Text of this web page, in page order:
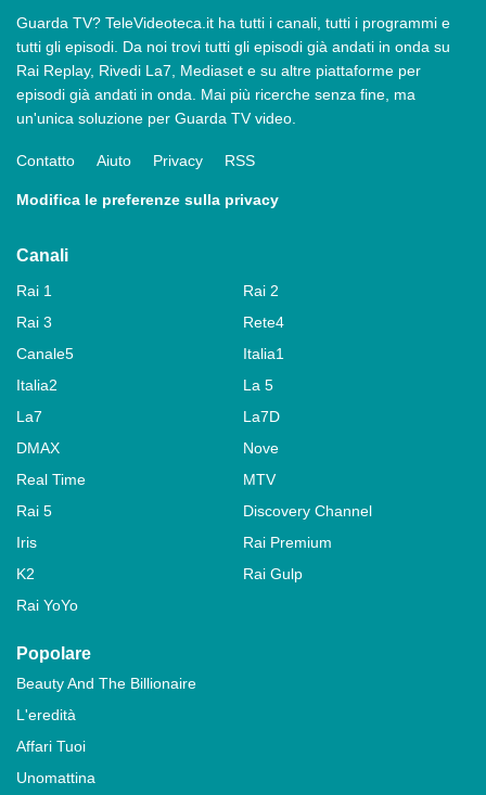
Guarda TV? TeleVideoteca.it ha tutti i canali, tutti i programmi e
tutti gli episodi. Da noi trovi tutti gli episodi già andati in onda su
Rai Replay, Rivedi La7, Mediaset e su altre piattaforme per
episodi già andati in onda. Mai più ricerche senza fine, ma
un'unica soluzione per Guarda TV video.
Contatto Aiuto Privacy RSS
Modifica le preferenze sulla privacy
Canali
Rai 1
Rai 2
Rai 3
Rete4
Canale5
Italia1
Italia2
La 5
La7
La7D
DMAX
Nove
Real Time
MTV
Rai 5
Discovery Channel
Iris
Rai Premium
K2
Rai Gulp
Rai YoYo
Popolare
Beauty And The Billionaire
L'eredità
Affari Tuoi
Unomattina